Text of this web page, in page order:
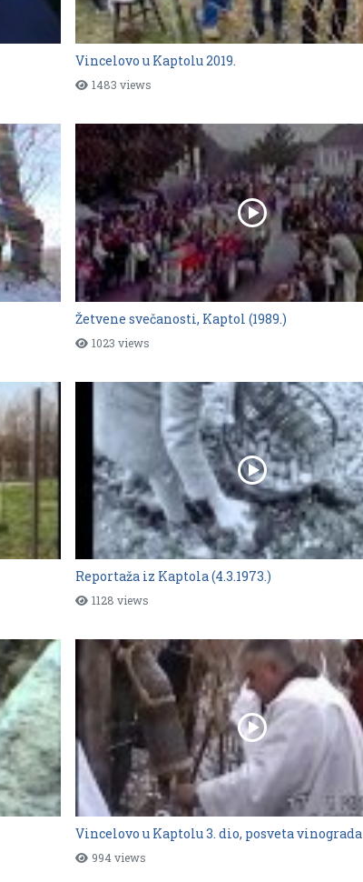
Vincelovo u Kaptolu 2019.
1483 views
Žetvene svečanosti, Kaptol (1989.)
1023 views
Reportaža iz Kaptola (4.3.1973.)
1128 views
Vincelovo u Kaptolu 3. dio, posveta vinograda
994 views